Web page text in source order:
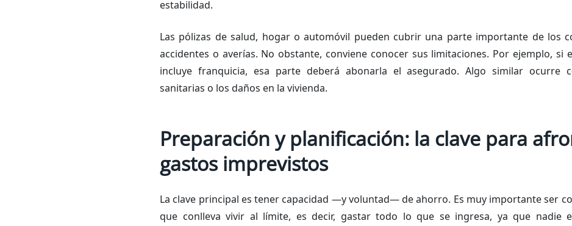
estabilidad.
Las pólizas de salud, hogar o automóvil pueden cubrir una parte importante de los
accidentes o averías. No obstante, conviene conocer sus limitaciones. Por ejemplo, si
incluye franquicia, esa parte deberá abonarla el asegurado. Algo similar ocurre
sanitarias o los daños en la vivienda.
Preparación y planificación: la clave para
gastos imprevistos
La clave principal es tener capacidad —y voluntad— de ahorro. Es muy importante ser
que conlleva vivir al límite, es decir, gastar todo lo que se ingresa, ya que nadie